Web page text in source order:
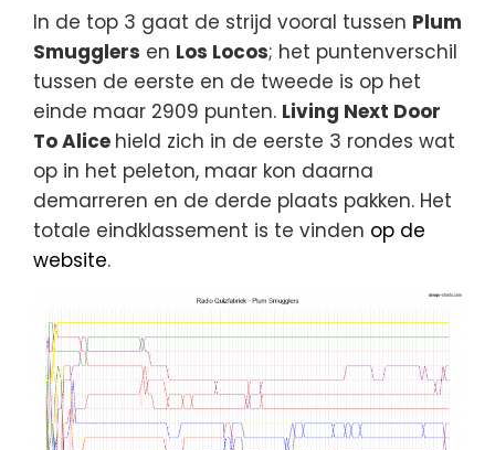
In de top 3 gaat de strijd vooral tussen Plum
Smugglers en Los Locos; het puntenverschil
tussen de eerste en de tweede is op het
einde maar 2909 punten. Living Next Door
To Alice hield zich in de eerste 3 rondes wat
op in het peleton, maar kon daarna
demarreren en de derde plaats pakken. Het
totale eindklassement is te vinden op de
website.